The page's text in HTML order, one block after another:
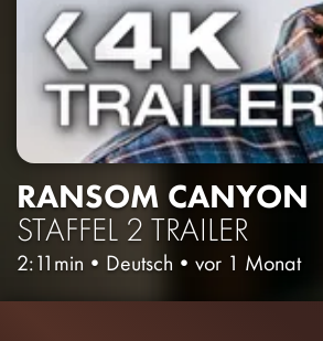
RANSOM CANYON
STAFFEL 2 TRAILER
2:11min • Deutsch • vor 1 Monat